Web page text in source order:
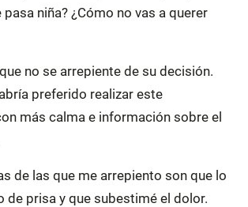
pasa niña? ¿Cómo no vas a querer
no se arrepiente de su decisión.
preferido realizar este
más calma e información sobre el
de las que me arrepiento son que lo
de prisa y que subestimé el dolor.